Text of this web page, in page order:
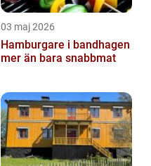
03 maj 2026
Hamburgare i bandhagen
mer än bara snabbmat